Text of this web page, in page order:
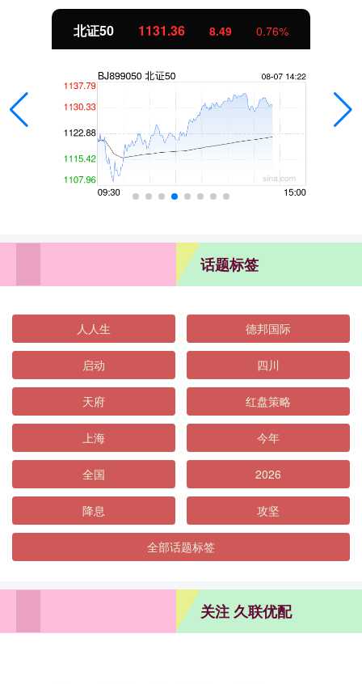
北证50 1131.36 8.49 0.76%
话题标签
人人生 德邦国际
启动 四川
天府 红盘策略
上海 今年
全国 2026
降息 攻坚
全部话题标签
关注 久联优配